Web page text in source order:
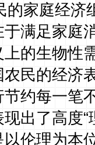
的家庭经济
满足家庭
的生物性
民的经济
约每一笔
出了高度
伦理为本